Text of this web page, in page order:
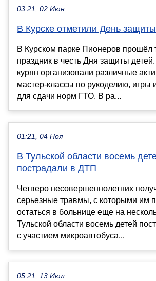
03:21, 02 Июн
В Курске отметили День
В Курском парке Пионеров прошёл
праздник в честь Дня защиты
курян организовали различные
мастер-классы по рукоделию, игры
для сдачи норм ГТО. В ра...
01:21, 04 Ноя
В Тульской области восемь
пострадали в ДТП
Четверо несовершеннолетних
серьезные травмы, с которыми им
остаться в больнице еще на
Тульской области восемь детей
с участием микроавтобуса...
05:21, 13 Июл